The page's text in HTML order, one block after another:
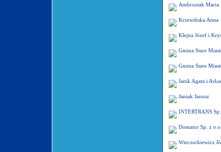
Ambroziak Maria
Krzewińska Anna
Klejna Józef i
Gmina Stare
Gmina Stare
Janik Agata i
Janiak Janusz
INTERTRANS
Domator Sp. z
Wieczorkiewicz